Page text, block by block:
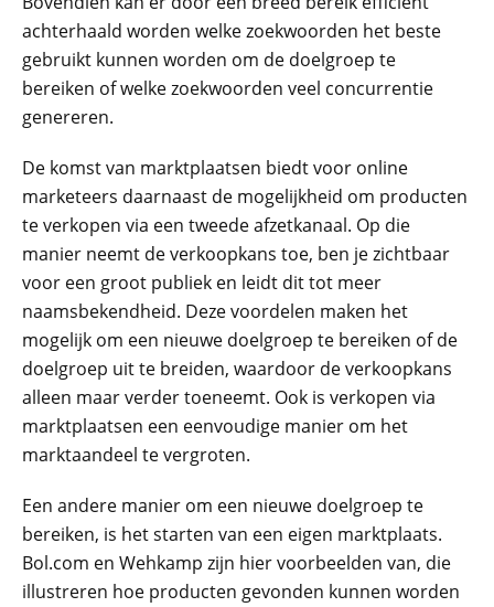
achterhaald worden welke zoekwoorden het beste
gebruikt kunnen worden om de doelgroep te
bereiken of welke zoekwoorden veel concurrentie
genereren.
De komst van marktplaatsen biedt voor online
marketeers daarnaast de mogelijkheid om producten
te verkopen via een tweede afzetkanaal. Op die
manier neemt de verkoopkans toe, ben je zichtbaar
voor een groot publiek en leidt dit tot meer
naamsbekendheid. Deze voordelen maken het
mogelijk om een nieuwe doelgroep te bereiken of de
doelgroep uit te breiden, waardoor de verkoopkans
alleen maar verder toeneemt. Ook is verkopen via
marktplaatsen een eenvoudige manier om het
marktaandeel te vergroten.
Een andere manier om een nieuwe doelgroep te
bereiken, is het starten van een eigen marktplaats.
Bol.com en Wehkamp zijn hier voorbeelden van, die
illustreren hoe producten gevonden kunnen worden